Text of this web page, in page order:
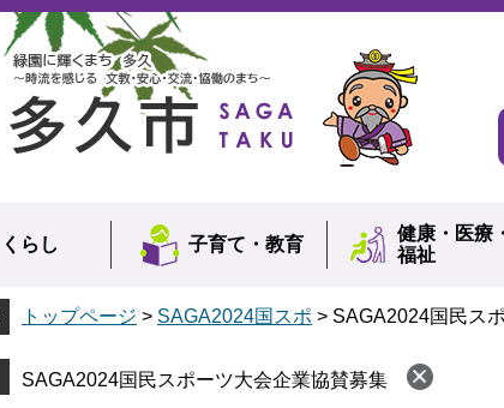
くらし 子育て・ 教育
健康・ 医療・
福祉
トップページ > SAGA2024国スポ > SAGA2024国民ス
SAGA2024国民スポーツ大会企業協賛募集